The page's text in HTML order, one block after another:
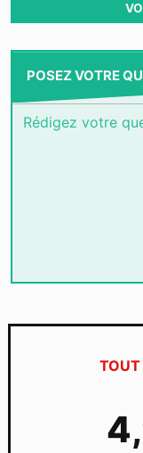
POSEZ VOTRE
TOUT